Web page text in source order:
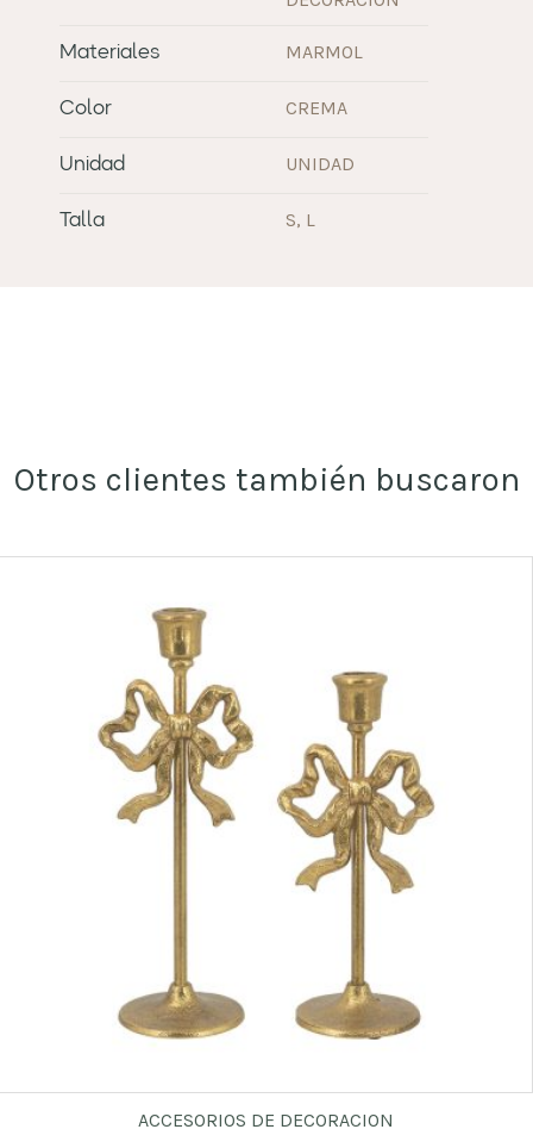
Materiales MARMOL
Color CREMA
Unidad UNIDAD
Talla S, L
Otros clientes también buscaron
ACCESORIOS DE DECORACION